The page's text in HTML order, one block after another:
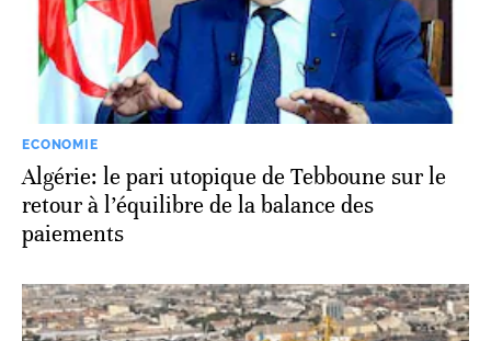
ECONOMIE
Algérie: le pari utopique de Tebboune sur le
retour à l’équilibre de la balance des
paiements